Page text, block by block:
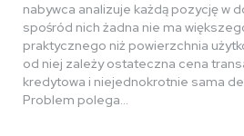
nabywca analizuje każdą pozycję w
spośród nich żadna nie ma
praktycznego niż powierzchnia
od niej zależy ostateczna cena
kredytowa i niejednokrotnie sama
Problem polega…